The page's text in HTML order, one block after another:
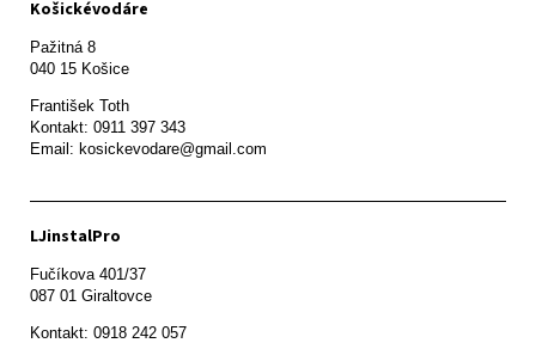
Košickévodáre
Pažitná 8
František Toth
Kontakt: 0911 397 343
Email: kosickevodare@gmail.com
LJinstalPro
Fučíkova 401/37
087 01 Giraltovce
Kontakt: 0918 242 057